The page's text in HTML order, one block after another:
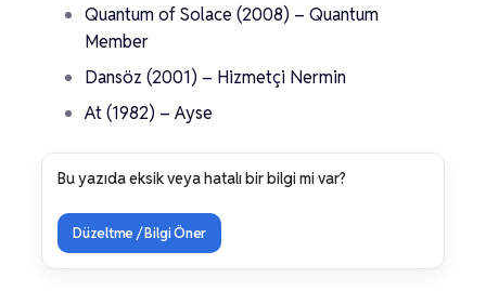
Quantum of Solace (2008) – Quantum
Member
Dansöz (2001) – Hizmetçi Nermin
At (1982) – Ayse
Bu yazıda eksik veya hatalı bir bilgi mi var?
Düzeltme / Bilgi Öner